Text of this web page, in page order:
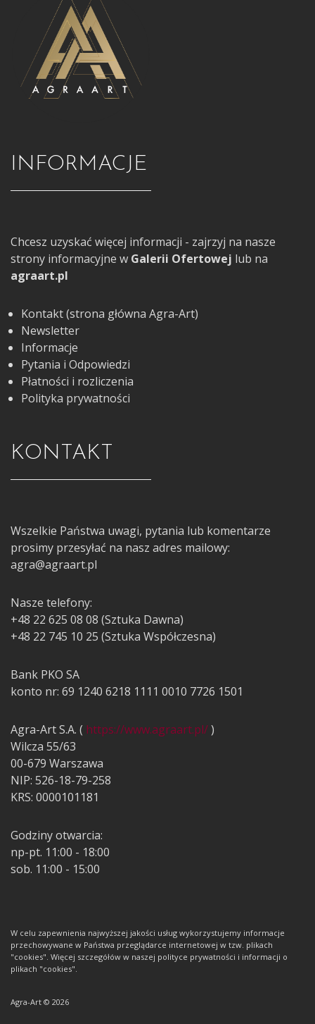
INFORMACJE
Chcesz uzyskać więcej informacji - zajrzyj na nasze
strony informacyjne w Galerii Ofertowej lub na
agraart.pl
Kontakt (strona główna Agra-Art)
Newsletter
Informacje
Pytania i Odpowiedzi
Płatności i rozliczenia
Polityka prywatności
KONTAKT
Wszelkie Państwa uwagi, pytania lub komentarze
prosimy przesyłać na nasz adres mailowy:
agra@agraart.pl
Nasze telefony:
+48 22 625 08 08 (Sztuka Dawna)
+48 22 745 10 25 (Sztuka Współczesna)
Bank PKO SA
konto nr: 69 1240 6218 1111 0010 7726 1501
Agra-Art S.A. ( https://www.agraart.pl/)
Wilcza 55/63
00-679 Warszawa
NIP: 526-18-79-258
KRS: 0000101181
Godziny otwarcia:
np-pt. 11:00 - 18:00
sob. 11:00 - 15:00
W celu zapewnienia najwyższej jakości usług wykorzystujemy informacje
przechowywane w Państwa przeglądarce internetowej w tzw. plikach
"cookies". Więcej szczegółów w naszej polityce prywatności i informacji o
plikach "cookies".
Agra-Art © 2026